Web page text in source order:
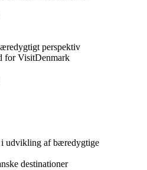
perspektiv
for VisitDenmark
i udvikling af bæredygtige
destinationer